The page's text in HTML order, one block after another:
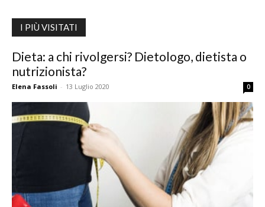
I PIÙ VISITATI
Dieta: a chi rivolgersi? Dietologo, dietista o
nutrizionista?
Elena Fassoli - 13 Luglio 2020 0